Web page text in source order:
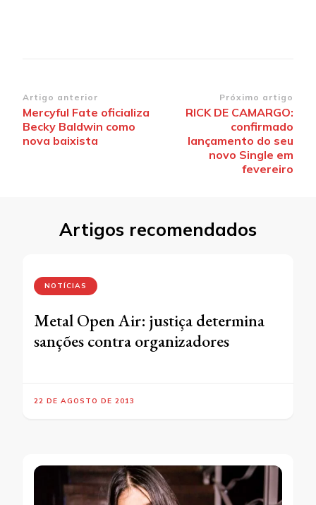
Navegação
de
post
Artigo anterior
Mercyful Fate oficializa
Becky Baldwin como
nova baixista
Próximo artigo
RICK DE CAMARGO:
confirmado
lançamento do seu
novo Single em
fevereiro
Artigos recomendados
NOTÍCIAS
Metal Open Air: justiça determina
sanções contra organizadores
22 DE AGOSTO DE 2013